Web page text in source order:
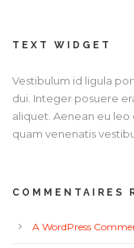
TEXT WIDGET
Vestibulum id ligula
dui. Integer posuere
aliquet. Aenean eu
quam venenatis
COMMENTAIRES
A WordPress